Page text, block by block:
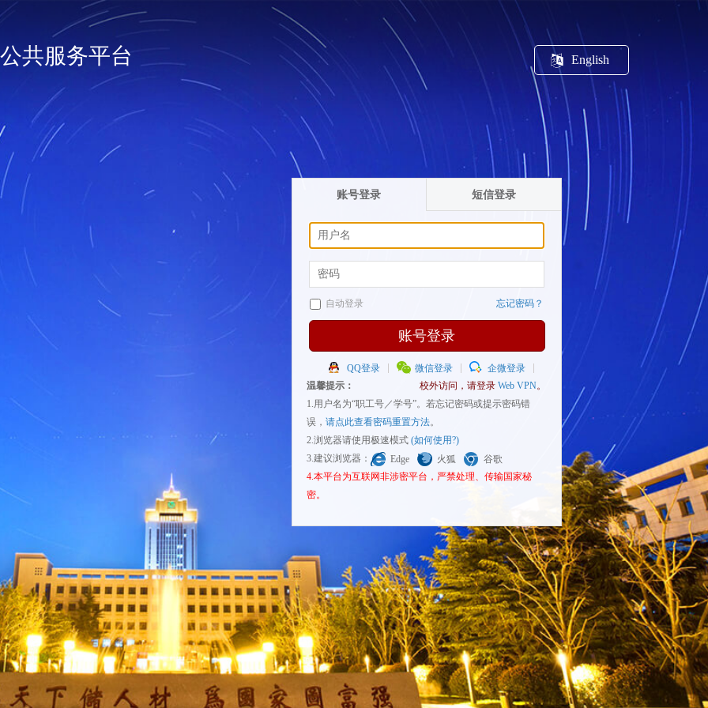
共服务平台 English
账号登录 短信登录
自动登录 忘记密码？
账号登录
QQ登录 微信登录
企微登录
温馨提示：
校外访问，请登录 Web VPN。
1.用户名为“职工号／学号”。若忘记密码或提示密码错
误， 请点此查看密码重置方法。
2.浏览器请使用极速模式 (如何使用?)
3.建议浏览器：
Edge 火狐
谷歌
4.本平台为互联网非涉密平台，严禁处理、传输国家秘
密。